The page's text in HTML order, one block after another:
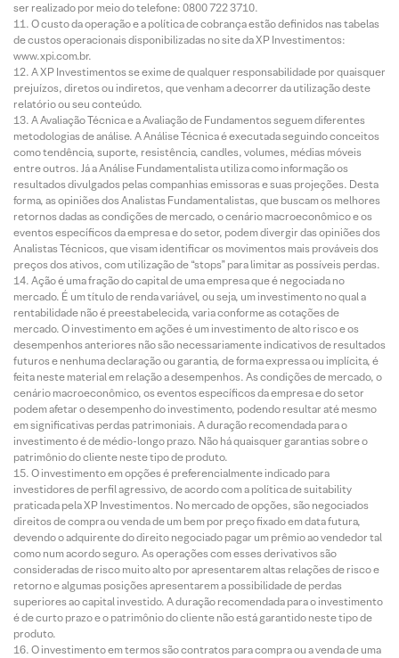
ser realizado por meio do telefone: 0800 722 3710.
O custo da operação e a política de cobrança estão definidos nas tabelas
de custos operacionais disponibilizadas no site da XP Investimentos:
www.xpi.com.br.
A XP Investimentos se exime de qualquer responsabilidade por quaisquer
prejuízos, diretos ou indiretos, que venham a decorrer da utilização deste
relatório ou seu conteúdo.
A Avaliação Técnica e a Avaliação de Fundamentos seguem diferentes
metodologias de análise. A Análise Técnica é executada seguindo conceitos
como tendência, suporte, resistência, candles, volumes, médias móveis
entre outros. Já a Análise Fundamentalista utiliza como informação os
resultados divulgados pelas companhias emissoras e suas projeções. Desta
forma, as opiniões dos Analistas Fundamentalistas, que buscam os melhores
retornos dadas as condições de mercado, o cenário macroeconômico e os
eventos específicos da empresa e do setor, podem divergir das opiniões dos
Analistas Técnicos, que visam identificar os movimentos mais prováveis dos
preços dos ativos, com utilização de “stops” para limitar as possíveis perdas.
Ação é uma fração do capital de uma empresa que é negociada no
mercado. É um título de renda variável, ou seja, um investimento no qual a
rentabilidade não é preestabelecida, varia conforme as cotações de
mercado. O investimento em ações é um investimento de alto risco e os
desempenhos anteriores não são necessariamente indicativos de resultados
futuros e nenhuma declaração ou garantia, de forma expressa ou implícita, é
feita neste material em relação a desempenhos. As condições de mercado, o
cenário macroeconômico, os eventos específicos da empresa e do setor
podem afetar o desempenho do investimento, podendo resultar até mesmo
em significativas perdas patrimoniais. A duração recomendada para o
investimento é de médio-longo prazo. Não há quaisquer garantias sobre o
patrimônio do cliente neste tipo de produto.
O investimento em opções é preferencialmente indicado para
investidores de perfil agressivo, de acordo com a política de suitability
praticada pela XP Investimentos. No mercado de opções, são negociados
direitos de compra ou venda de um bem por preço fixado em data futura,
devendo o adquirente do direito negociado pagar um prêmio ao vendedor tal
como num acordo seguro. As operações com esses derivativos são
consideradas de risco muito alto por apresentarem altas relações de risco e
retorno e algumas posições apresentarem a possibilidade de perdas
superiores ao capital investido. A duração recomendada para o investimento
é de curto prazo e o patrimônio do cliente não está garantido neste tipo de
produto.
O investimento em termos são contratos para compra ou a venda de uma